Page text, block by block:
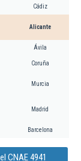
Cádiz
Alicante
Ávila
Coruña
Murcia
Madrid
Barcelona
CNAE 4941